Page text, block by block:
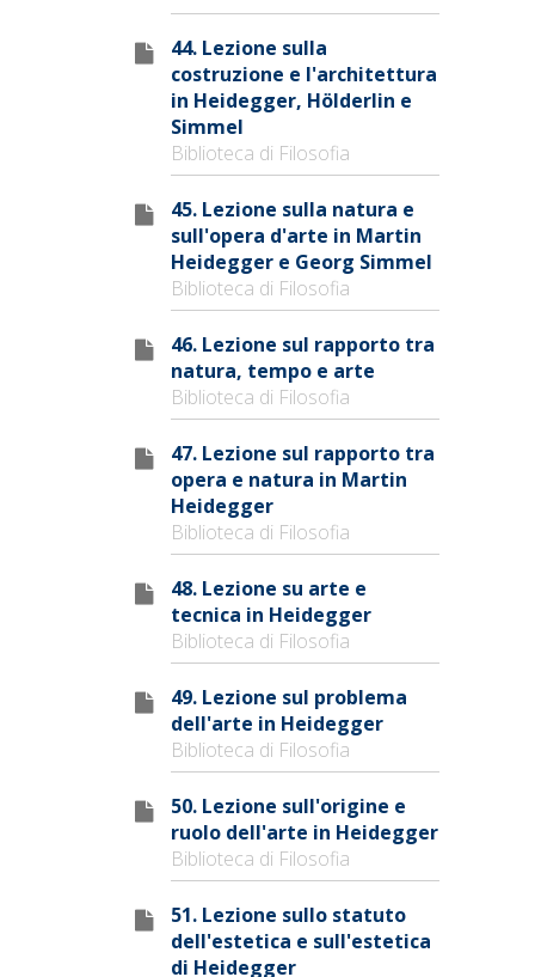
44. Lezione sulla
costruzione e l'architettura
in Heidegger, Hölderlin e
Simmel
Biblioteca di Filosofia
45. Lezione sulla natura e
sull'opera d'arte in Martin
Heidegger e Georg Simmel
Biblioteca di Filosofia
46. Lezione sul rapporto tra
natura, tempo e arte
Biblioteca di Filosofia
47. Lezione sul rapporto tra
opera e natura in Martin
Heidegger
Biblioteca di Filosofia
48. Lezione su arte e
tecnica in Heidegger
Biblioteca di Filosofia
49. Lezione sul problema
dell'arte in Heidegger
Biblioteca di Filosofia
50. Lezione sull'origine e
ruolo dell'arte in Heidegger
Biblioteca di Filosofia
51. Lezione sullo statuto
dell'estetica e sull'estetica
di Heidegger